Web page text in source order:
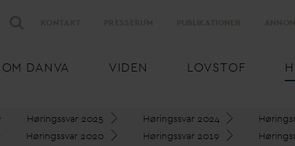
OM DANVA VIDEN LOVSTOF
Høringssvar 2025 Høringssvar 2024
Høringssvar 2020 Høringssvar 2019